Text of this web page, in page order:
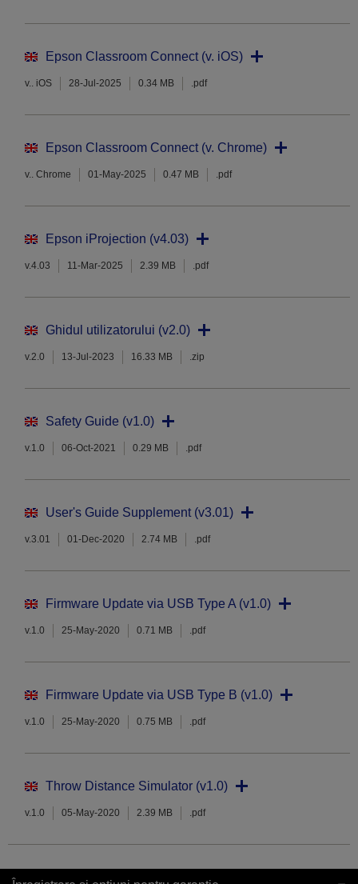
Epson Classroom Connect (v. iOS)
v.. iOS 28-Jul-2025 0.34 MB .pdf
Epson Classroom Connect (v. Chrome)
v.. Chrome 01-May-2025 0.47 MB .pdf
Epson iProjection (v4.03)
v.4.03 11-Mar-2025 2.39 MB .pdf
Ghidul utilizatorului (v2.0)
v.2.0 13-Jul-2023 16.33 MB .zip
Safety Guide (v1.0)
v.1.0 06-Oct-2021 0.29 MB .pdf
User's Guide Supplement (v3.01)
v.3.01 01-Dec-2020 2.74 MB .pdf
Firmware Update via USB Type A (v1.0)
v.1.0 25-May-2020 0.71 MB .pdf
Firmware Update via USB Type B (v1.0)
v.1.0 25-May-2020 0.75 MB .pdf
Throw Distance Simulator (v1.0)
v.1.0 05-May-2020 2.39 MB .pdf